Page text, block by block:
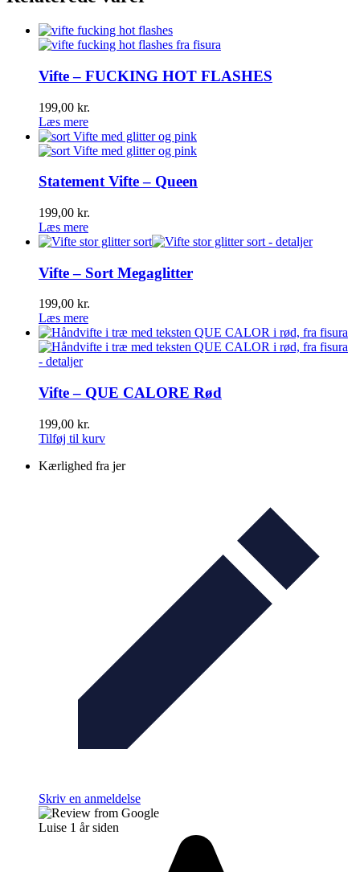
Vifte – FUCKING HOT FLASHES
199,00 kr.
Læs mere
Statement Vifte – Queen
199,00 kr.
Læs mere
Vifte – Sort Megaglitter
199,00 kr.
Læs mere
Vifte – QUE CALORE Rød
199,00 kr.
Tilføj til kurv
Kærlighed fra jer
Skriv en anmeldelse
Luise 1 år siden